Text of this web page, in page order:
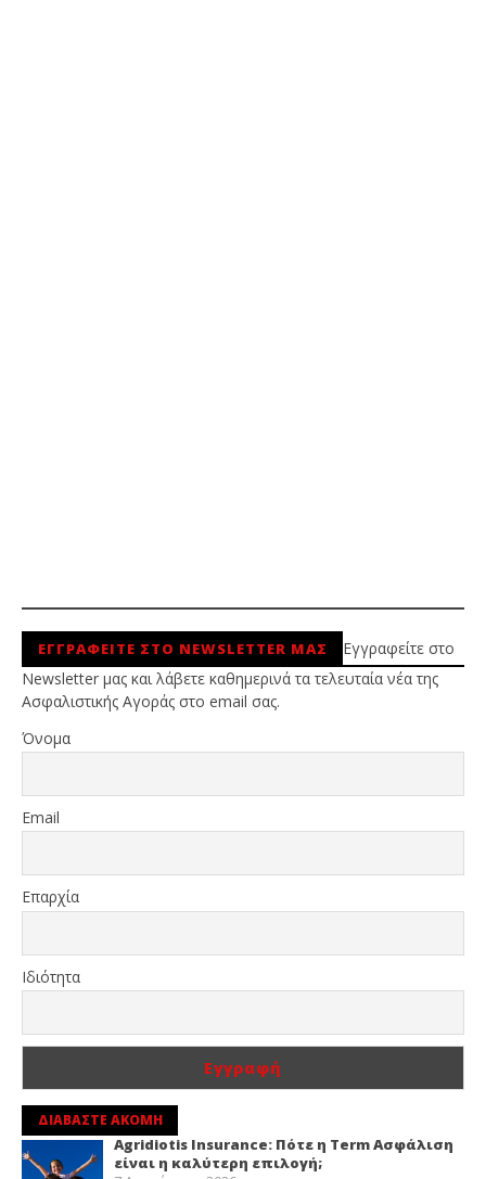
ΕΓΓΡΑΦΕΙΤΕ ΣΤΟ NEWSLETTER ΜΑΣ
Εγγραφείτε στο
Newsletter μας και λάβετε καθημερινά τα τελευταία νέα της
Ασφαλιστικής Αγοράς στο email σας.
Όνομα
Email
Επαρχία
Ιδιότητα
ΔΙΑΒΑΣΤΕ ΑΚΟΜΗ
Agridiotis Insurance: Πότε η Term Ασφάλιση
είναι η καλύτερη επιλογή;